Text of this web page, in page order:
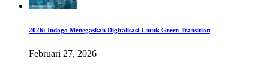
2026: Indogo Menegaskan Digitalisasi Untuk Green Transition
Februari 27, 2026